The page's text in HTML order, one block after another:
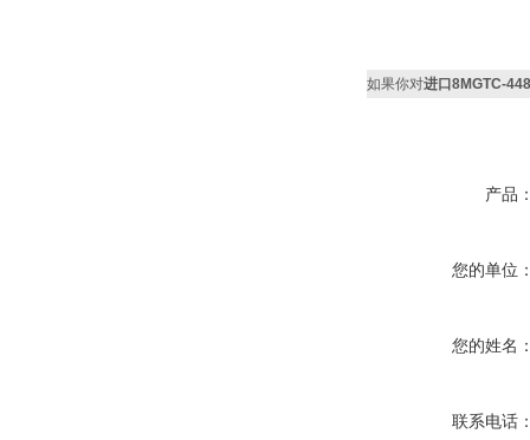
如果你对进口8MGTC-
产品
您的单位
您的姓名
联系电话